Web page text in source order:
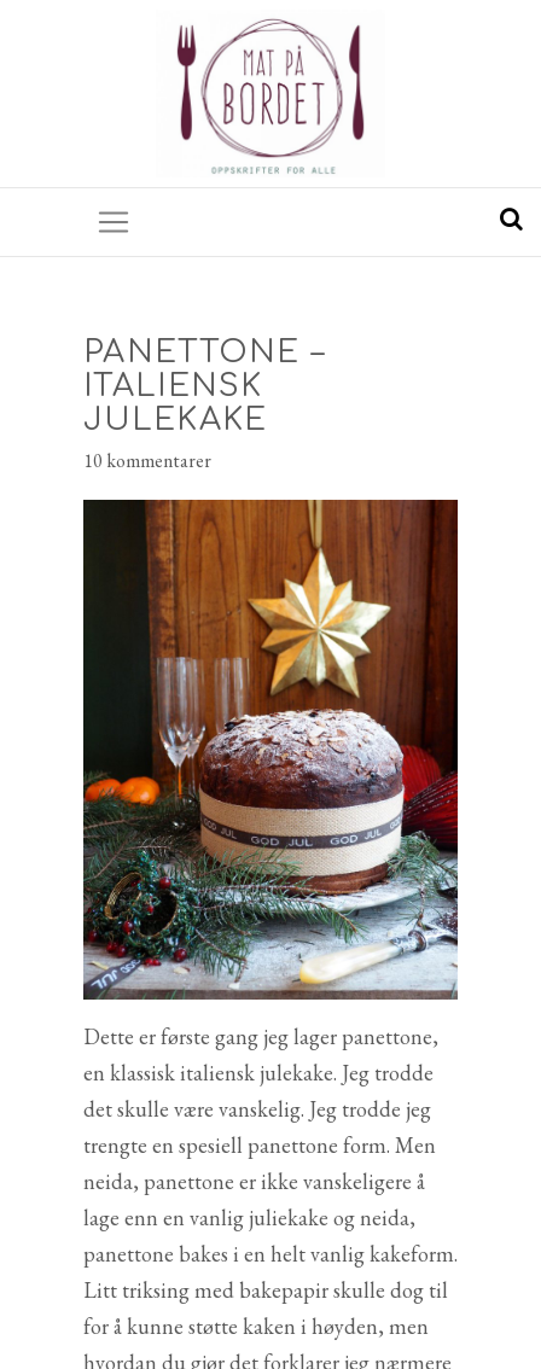
PANETTONE –
ITALIENSK
JULEKAKE
10 kommentarer
Dette er første gang jeg lager panettone,
en klassisk italiensk julekake. Jeg trodde
det skulle være vanskelig. Jeg trodde jeg
trengte en spesiell panettone form. Men
neida, panettone er ikke vanskeligere å
lage enn en vanlig juliekake og neida,
panettone bakes i en helt vanlig kakeform.
Litt triksing med bakepapir skulle dog til
for å kunne støtte kaken i høyden, men
hvordan du gjør det forklarer jeg nærmere